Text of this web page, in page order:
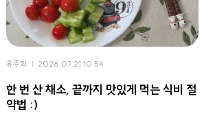
유주희 2026.07.21 10:54
한 번 산 채소, 끝까지 맛있게 먹는 식비 절
약법 :)